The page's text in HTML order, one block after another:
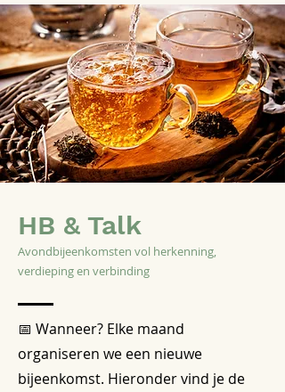
HB & Talk
Avondbijeenkomsten vol herkenning,
verdieping en verbinding
📅 Wanneer? Elke maand
organiseren we een nieuwe
bijeenkomst. Hieronder vind je de